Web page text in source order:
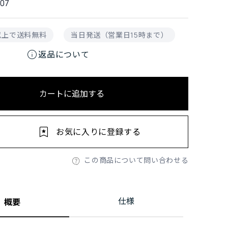
で送料無料 当日発送（営業日15時まで）
info返品について
カートに追加する
この商品について問い合わせる
お気に入りに登録する
概要 仕様